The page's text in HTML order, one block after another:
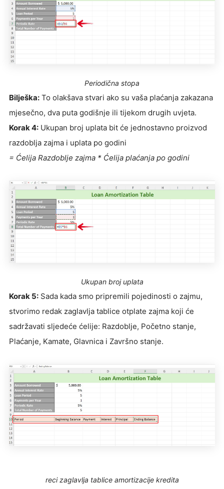
Periodična stopa
Bilješka: To olakšava stvari ako su vaša plaćanja zakazana
mjesečno, dva puta godišnje ili tijekom drugih uvjeta.
Korak 4: Ukupan broj uplata bit će jednostavno proizvod
razdoblja zajma i uplata po godini
= Ćelija Razdoblje zajma * Ćelija plaćanja po godini
Ukupan broj uplata
Korak 5: Sada kada smo pripremili pojedinosti o zajmu,
stvorimo redak zaglavlja tablice otplate zajma koji će
sadržavati sljedeće ćelije: Razdoblje, Početno stanje,
Plaćanje, Kamate, Glavnica i Završno stanje.
reci zaglavlja tablice amortizacije kredita